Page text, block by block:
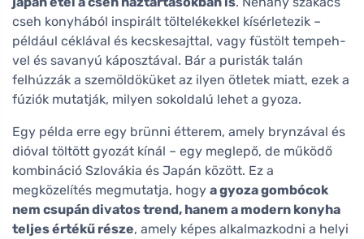
cseh konyhából inspirált töltelékekkel kísérletezik –
például céklával és kecskesajttal, vagy füstölt tempeh-
vel és savanyú káposztával. Bár a puristák talán
felhúzzák a szemöldöküket az ilyen ötletek miatt, ezek a
fúziók mutatják, milyen sokoldalú lehet a gyoza.
Egy példa erre egy brünni étterem, amely brynzával és
dióval töltött gyozát kínál – egy meglepő, de működő
kombináció Szlovákia és Japán között. Ez a
megközelítés megmutatja, hogy a gyoza gombócok
nem csupán divatos trend, hanem a modern konyha
teljes értékű része, amely képes alkalmazkodni a helyi